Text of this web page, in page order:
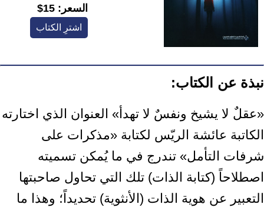
السعر: 15$
اشترِ الكتاب
نبذة عن الكتاب:
‏«عقلٌ لا يشيخ ونفسٌ لا تهدأ» العنوان الذي اختارته
الكاتبة عائشة الريّس لكتابة ‏‏«مذكرات على
شرفات التأمل» تندرج في ما يُمكن تسميته
اصطلاحاً (كتابة الذات) ‏تلك التي تحاول صاحبتها
التعبير عن هوية الذات (الأنثوية) تحديداً؛ وهذا ما